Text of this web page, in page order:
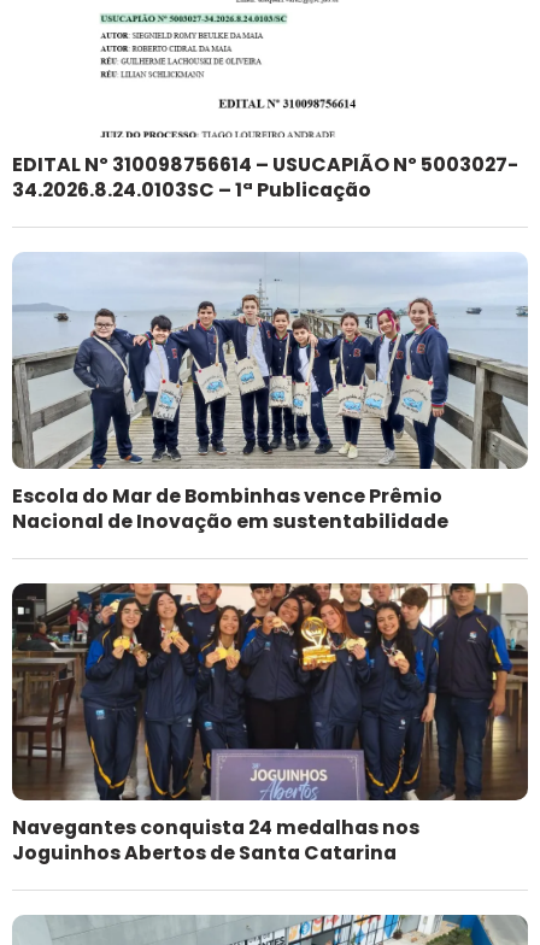
EDITAL Nº 310098756614 – USUCAPIÃO Nº 5003027-
34.2026.8.24.0103SC – 1ª Publicação
Escola do Mar de Bombinhas vence Prêmio
Nacional de Inovação em sustentabilidade
Navegantes conquista 24 medalhas nos
Joguinhos Abertos de Santa Catarina